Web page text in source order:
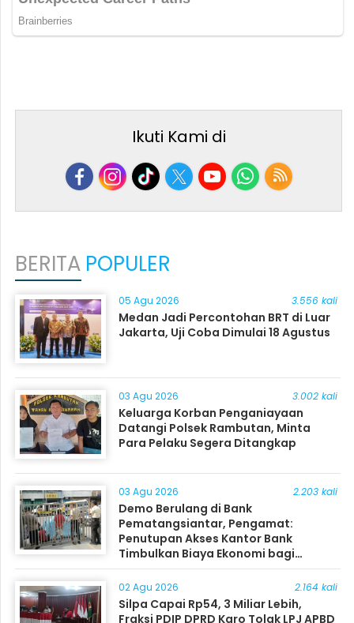
Ikuti Kami di
BERITA POPULER
05 Agu 2026 3.556 kali
Medan Jadi Percontohan BRT di Luar
Jakarta, Uji Coba Dimulai 18 Agustus
03 Agu 2026 3.002 kali
Keluarga Korban Penganiayaan
Datangi Polsek Rambutan, Minta
Para Pelaku Segera Ditangkap
03 Agu 2026 2.203 kali
Demo Berulang di Bank
Pematangsiantar, Pengamat:
Penutupan Akses Kantor Bank
Timbulkan Biaya Ekonomi bagi
Masyarakat
02 Agu 2026 2.164 kali
Silpa Capai Rp54, 3 Miliar Lebih,
Fraksi PDIP DPRD Karo Tolak LPJ APBD